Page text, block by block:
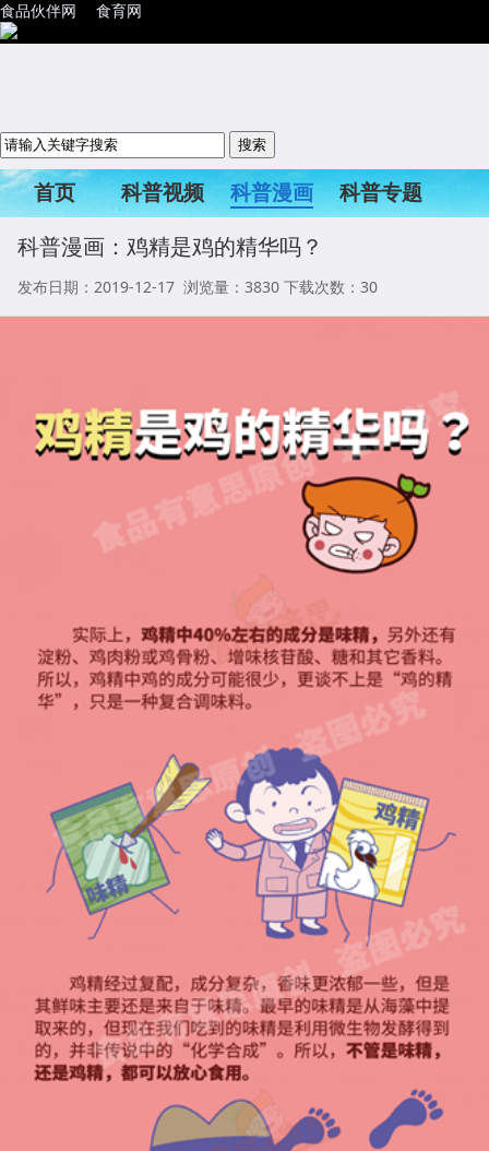
食品伙伴网 食育网
首页 科普视频 科普漫画
科普专题
科普活动
科普漫画：鸡精是鸡的精华吗？
发布日期：2019-12-17 浏览量： 3830 下载次数：30